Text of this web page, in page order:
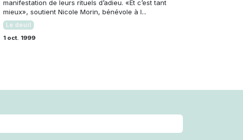
manifestation de leurs rituels d’adieu. «Et c’est tant
mieux», soutient Nicole Morin, bénévole à l...
Le deuil
1 oct. 1999